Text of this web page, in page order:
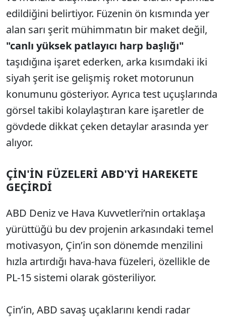
edildiğini belirtiyor. Füzenin ön kısmında yer
alan sarı şerit mühimmatın bir maket değil,
"canlı yüksek patlayıcı harp başlığı"
taşıdığına işaret ederken, arka kısımdaki iki
siyah şerit ise gelişmiş roket motorunun
konumunu gösteriyor. Ayrıca test uçuşlarında
görsel takibi kolaylaştıran kare işaretler de
gövdede dikkat çeken detaylar arasında yer
alıyor.
ÇİN'İN FÜZELERİ ABD'Yİ HAREKETE
GEÇİRDİ
ABD Deniz ve Hava Kuvvetleri’nin ortaklaşa
yürüttüğü bu dev projenin arkasındaki temel
motivasyon, Çin’in son dönemde menzilini
hızla artırdığı hava-hava füzeleri, özellikle de
PL-15 sistemi olarak gösteriliyor.
Çin’in, ABD savaş uçaklarını kendi radar